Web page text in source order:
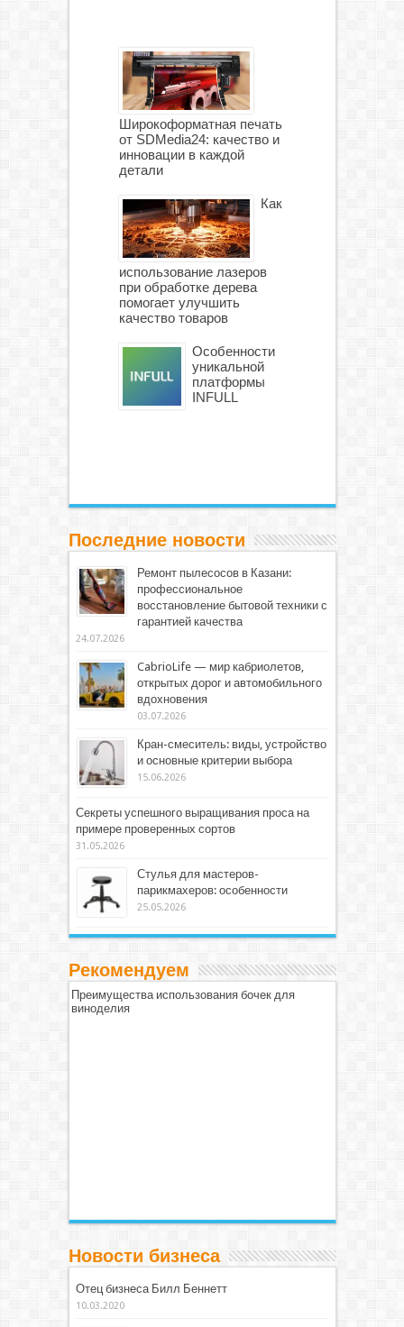
Широкоформатная печать
от SDMedia24: качество и
инновации в каждой
детали
Как
использование лазеров
при обработке дерева
помогает улучшить
качество товаров
Особенности
уникальной
платформы
INFULL
Последние новости
Ремонт пылесосов в Казани:
профессиональное
восстановление бытовой техники с
гарантией качества
24.07.2026
CabrioLife — мир кабриолетов,
открытых дорог и автомобильного
вдохновения
03.07.2026
Кран-смеситель: виды, устройство
и основные критерии выбора
15.06.2026
Секреты успешного выращивания проса на
примере проверенных сортов
31.05.2026
Стулья для мастеров-
парикмахеров: особенности
25.05.2026
Рекомендуем
Преимущества использования бочек для
виноделия
Новости бизнеса
Отец бизнеса Билл Беннетт
10.03.2020